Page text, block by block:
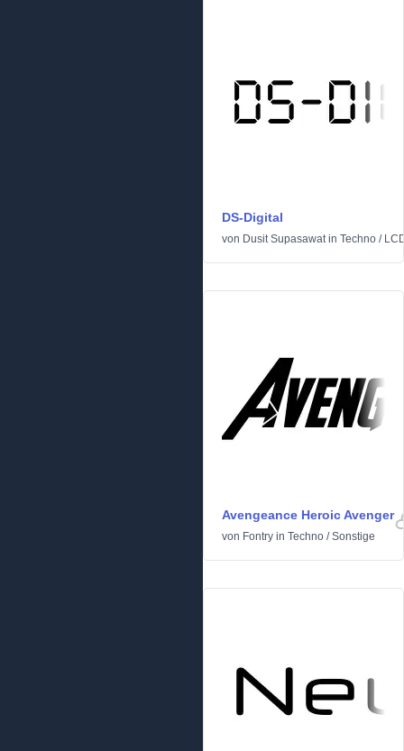
DS-Digital
von Dusit Supasawatin Techno /
Avengeance Heroic Avenger
von Fontry in Techno /Sonstige